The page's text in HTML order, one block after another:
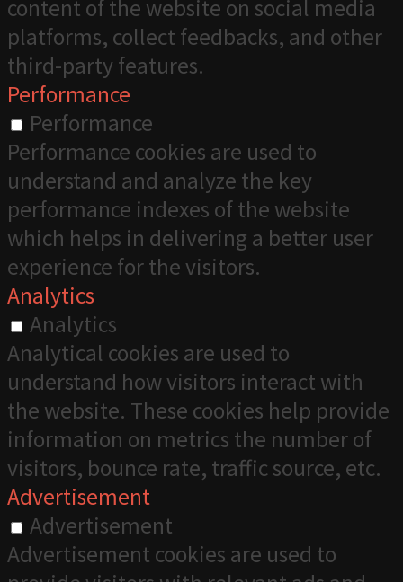
content of the website on social media
platforms, collect feedbacks, and other
third-party features.
Performance
Performance
Performance cookies are used to
understand and analyze the key
performance indexes of the website
which helps in delivering a better user
experience for the visitors.
Analytics
Analytics
Analytical cookies are used to
understand how visitors interact with
the website. These cookies help provide
information on metrics the number of
visitors, bounce rate, traffic source, etc.
Advertisement
Advertisement
Advertisement cookies are used to